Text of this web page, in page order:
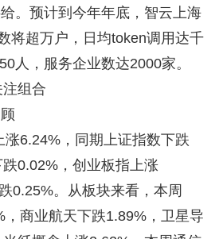
。预计到今年年底，智云上海
将超万户，日均token调用达千
人，服务企业数达2000家。
组合
6.24%，同期上证指数下跌
0.02%，创业板指上涨
0.25%。从板块来看，本周
，商业航天下跌1.89%，卫星导